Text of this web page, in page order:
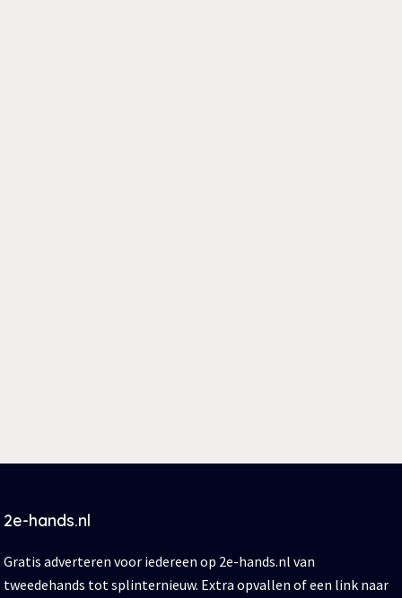
2e-hands.nl
Gratis adverteren voor iedereen op 2e-hands.nl van
tweedehands tot splinternieuw. Extra opvallen of een link naar